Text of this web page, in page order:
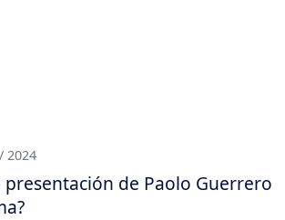
2024
presentación de Paolo Guerrero